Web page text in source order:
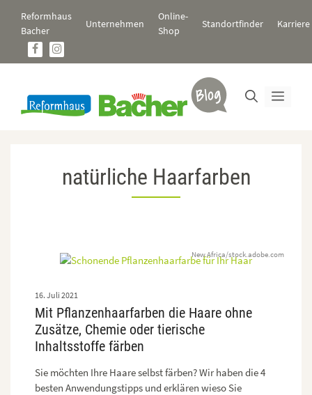
Inhalt
springen
Reformhaus
Bacher
Unternehmen
Online-
Shop
Standortfinder Karriere
Menü
natürliche Haarfarben
New Africa/stock.adobe.com
Mit Pflanzenhaarfarben die Haare ohne
Zusätze, Chemie oder tierische
Inhaltsstoffe färben
16. Juli 2021
Sie möchten Ihre Haare selbst färben? Wir haben die 4
besten Anwendungstipps und erklären wieso Sie